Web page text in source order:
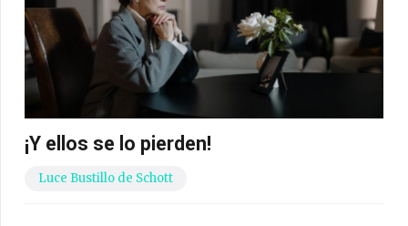
¡Y ellos se lo pierden!
Luce Bustillo de Schott